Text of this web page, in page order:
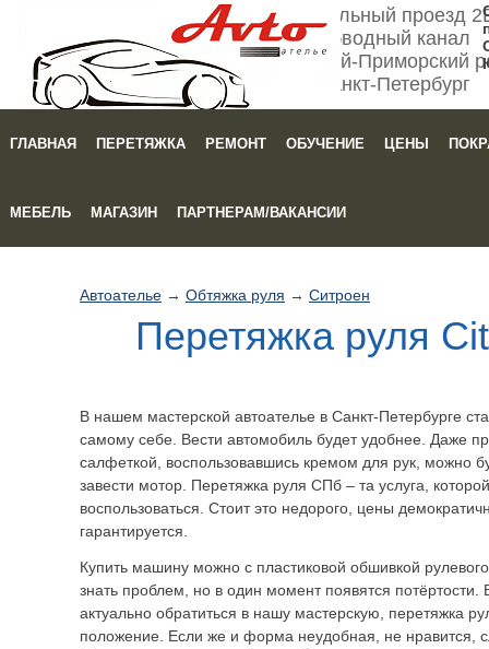
Мебельный проезд
Обводный канал
Кировский-Приморский
Санкт-Петербург
ГЛАВНАЯ ПЕРЕТЯЖКА РЕМОНТ ОБУЧЕНИЕ ЦЕНЫ
МЕБЕЛЬ МАГАЗИН ПАРТНЕРАМ/ВАКАНСИИ
Автоателье → Обтяжка руля → Ситроен
Перетяжка руля
В нашем мастерской автоателье в Санкт-Петербурге
самому себе. Вести автомобиль будет удобнее. Даже
салфеткой, воспользовавшись кремом для рук, можно
завести мотор. Перетяжка руля СПб – та услуга,
воспользоваться. Стоит это недорого, цены
гарантируется.
Купить машину можно с пластиковой обшивкой
знать проблем, но в один момент появятся потёртости.
актуально обратиться в нашу мастерскую, перетяжка
положение. Если же и форма неудобная, не нравится,